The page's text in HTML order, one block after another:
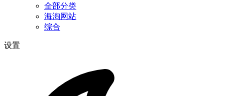
全部分类
海淘网站
综合
设置